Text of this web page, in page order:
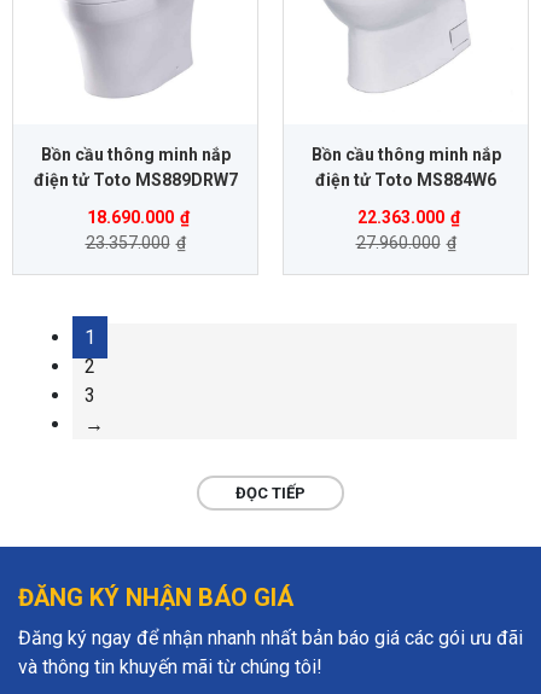
Bồn cầu thông minh nắp
điện tử Toto MS889DRW7
18.690.000 ₫
23.357.000 ₫
Bồn cầu thông minh nắp
điện tử Toto MS884W6
22.363.000 ₫
27.960.000 ₫
1
2
3
→
ĐỌC TIẾP
ĐĂNG KÝ NHẬN BÁO GIÁ
Đăng ký ngay để nhận nhanh nhất bản báo giá các gói ưu đãi
và thông tin khuyến mãi từ chúng tôi!